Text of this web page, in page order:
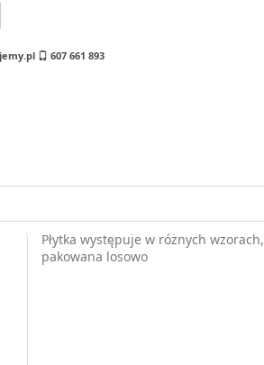
607 661 893
Płytka występuje w różnych wzorach,
pakowana losowo